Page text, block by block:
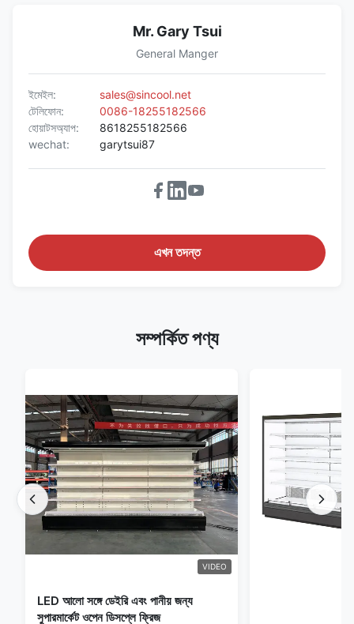
Mr. Gary Tsui
General Manger
ইমেইল:
sales@sincool.net
টেলিফোন:
0086-18255182566
হোয়াটসঅ্যাপ:
8618255182566
wechat:
garytsui87
এখন তদন্ত
সম্পর্কিত পণ্য
VIDEO
LED আলো সঙ্গে ডেইরি এবং পানীয় জন্য
সুপারমার্কেট ওপেন ডিসপ্লে ফ্রিজ